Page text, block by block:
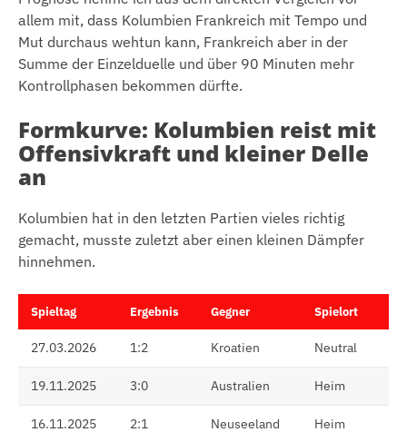
allem mit, dass Kolumbien Frankreich mit Tempo und
Mut durchaus wehtun kann, Frankreich aber in der
Summe der Einzelduelle und über 90 Minuten mehr
Kontrollphasen bekommen dürfte.
Formkurve: Kolumbien reist mit
Offensivkraft und kleiner Delle
an
Kolumbien hat in den letzten Partien vieles richtig
gemacht, musste zuletzt aber einen kleinen Dämpfer
hinnehmen.
Spieltag Ergebnis Gegner Spielort
27.03.2026 1:2 Kroatien Neutral
19.11.2025 3:0 Australien Heim
16.11.2025 2:1 Neuseeland Heim